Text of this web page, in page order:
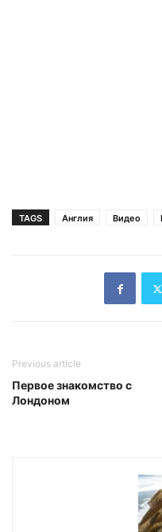
TAGS Англия Видео
Previous article
Первое знакомство с
Лондоном